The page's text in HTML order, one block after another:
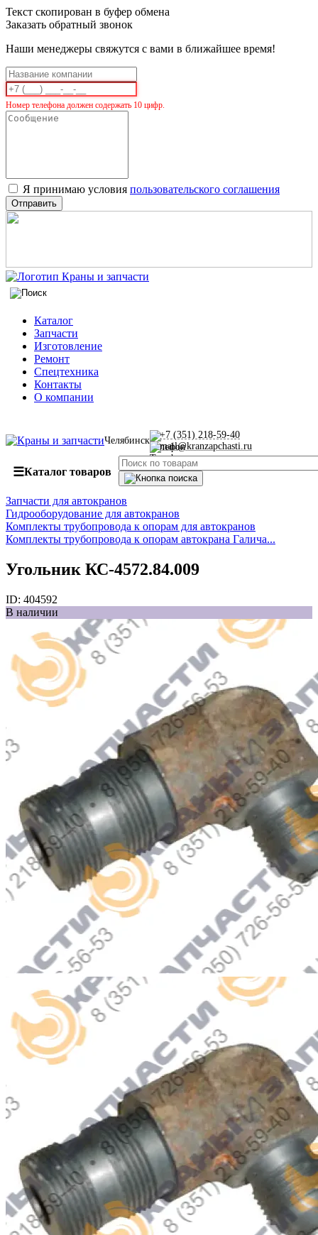
Текст скопирован в буфер обмена
Заказать обратный звонок
Наши менеджеры свяжутся с вами в ближайшее время!
Номер телефона должен содержать 10 цифр.
Я принимаю условия пользовательского соглашения
Отправить
Каталог
Запчасти
Изготовление
Ремонт
Спецтехника
Контакты
О компании
Челябинск
+7 (351) 218-59-40
mail@kranzapchasti.ru
☰Каталог товаров
Запчасти для автокранов
Гидрооборудование для автокранов
Комплекты трубопровода к опорам для автокранов
Комплекты трубопровода к опорам автокрана Галича...
Угольник КС-4572.84.009
ID: 404592
В наличии